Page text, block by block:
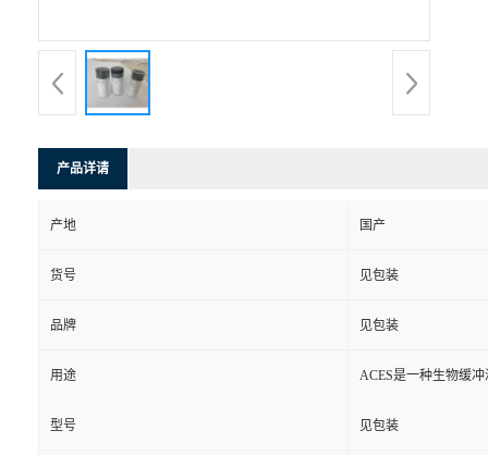
产品详请
产地 国产
货号 见包装
品牌 见包装
用途 ACES是一种生物缓
型号 见包装